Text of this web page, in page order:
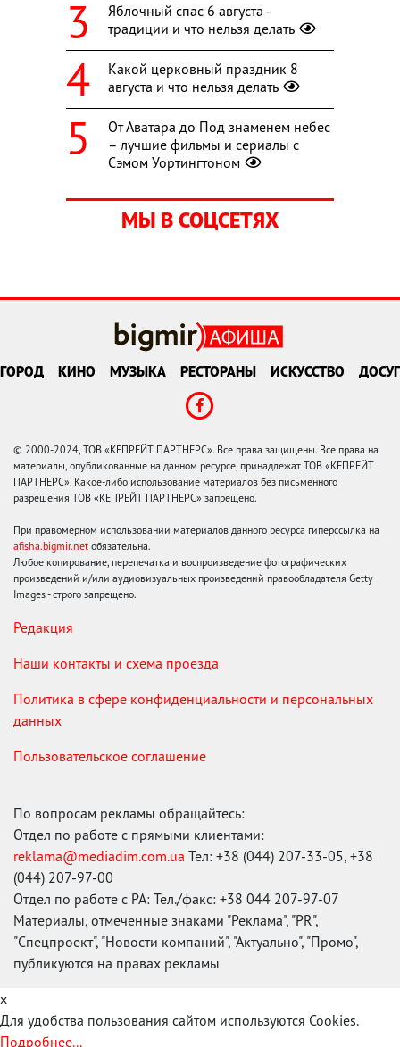
Яблочный спас 6 августа -
традиции и что нельзя делать
Какой церковный праздник 8
августа и что нельзя делать
От Аватара до Под знаменем небес
– лучшие фильмы и сериалы с
Сэмом Уортингтоном
МЫ В СОЦСЕТЯХ
ГОРОД КИНО МУЗЫКА РЕСТОРАНЫ ИСКУССТВО ДОСУГ
© 2000-2024, ТОВ «КЕПРЕЙТ ПАРТНЕРС». Все права защищены. Все права на
материалы, опубликованные на данном ресурсе, принадлежат ТОВ «КЕПРЕЙТ
ПАРТНЕРС». Какое-либо использование материалов без письменного
разрешения ТОВ «КЕПРЕЙТ ПАРТНЕРС» запрещено.
При правомерном использовании материалов данного ресурса гиперссылка на
afisha.bigmir.net обязательна.
Любое копирование, перепечатка и воспроизведение фотографических
произведений и/или аудиовизуальных произведений правообладателя Getty
Images - строго запрещено.
Редакция
Наши контакты и схема проезда
Политика в сфере конфиденциальности и персональных
данных
Пользовательское соглашение
По вопросам рекламы обращайтесь:
Отдел по работе с прямыми клиентами:
reklama@mediadim.com.ua Тел: +38 (044) 207-33-05, +38
(044) 207-97-00
Отдел по работе с РА: Тел./факс: +38 044 207-97-07
Материалы, отмеченные знаками "Реклама", "PR",
"Спецпроект", "Новости компаний", "Актуально", "Промо",
публикуются на правах рекламы
x
Для удобства пользования сайтом используются Cookies.
Подробнее...